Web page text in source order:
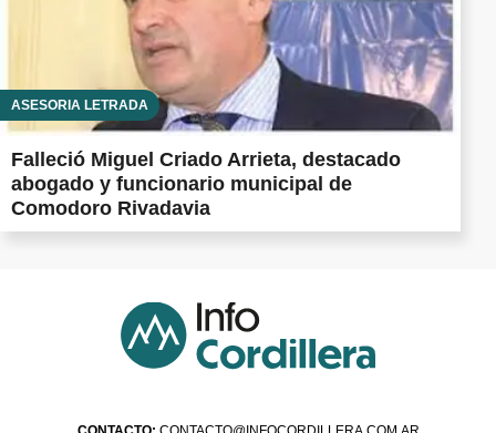
ASESORÍA LETRADA
Falleció Miguel Criado Arrieta, destacado
abogado y funcionario municipal de
Comodoro Rivadavia